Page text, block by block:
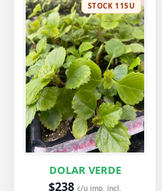
STOCK 115U
DOLAR VERDE
$238 c/u imp. incl.